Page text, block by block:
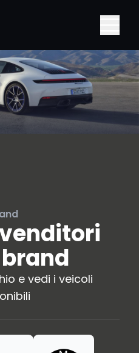
e vedi i veicoli